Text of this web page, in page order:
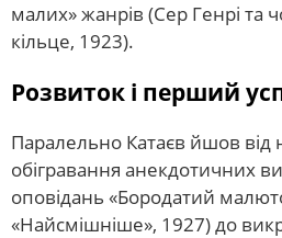
малих» жанрів (Сер Генрі та
кільце, 1923).
Розвиток і перший
Паралельно Катаєв йшов від
обігравання анекдотичних
оповідань «Бородатий
«Найсмішніше», 1927) до